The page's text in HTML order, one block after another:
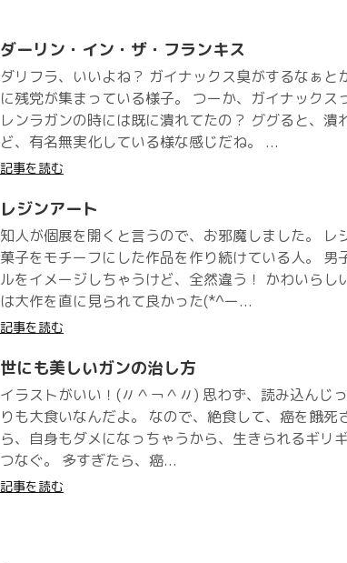
ダーリン・イン・ザ・フランキス
ダリフラ、いいよね？ ガイナックス臭がするなぁと
に残党が集まっている様子。 つーか、ガイナックス
レンラガンの時には既に潰れてたの？ ググると、潰
ど、有名無実化している様な感じだね。 ...
記事を読む
レジンアート
知人が個展を開くと言うので、お邪魔しました。 レ
菓子をモチーフにした作品を作り続けている人。 男
ルをイメージしちゃうけど、全然違う！ かわいらし
は大作を直に見られて良かった(*^ー...
記事を読む
世にも美しいガンの治し方
イラストがいい！(〃＾￢＾〃) 思わず、読み込んじ
りも大食いなんだよ。 なので、絶食して、癌を餓死
ら、自身もダメになっちゃうから、生きられるギリ
つなぐ。 多すぎたら、癌...
記事を読む